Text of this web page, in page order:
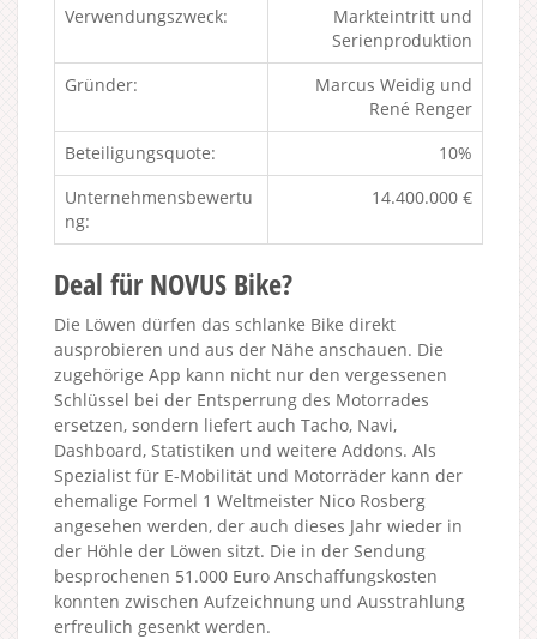
Verwendungszweck:
Markteintritt und
Serienproduktion
Gründer:
Marcus Weidig und
René Renger
Beteiligungsquote:
10%
Unternehmensbewertu
ng:
14.400.000 €
Deal für NOVUS Bike?
Die Löwen dürfen das schlanke Bike direkt
ausprobieren und aus der Nähe anschauen. Die
zugehörige App kann nicht nur den vergessenen
Schlüssel bei der Entsperrung des Motorrades
ersetzen, sondern liefert auch Tacho, Navi,
Dashboard, Statistiken und weitere Addons. Als
Spezialist für E-Mobilität und Motorräder kann der
ehemalige Formel 1 Weltmeister Nico Rosberg
angesehen werden, der auch dieses Jahr wieder in
der Höhle der Löwen sitzt. Die in der Sendung
besprochenen 51.000 Euro Anschaffungskosten
konnten zwischen Aufzeichnung und Ausstrahlung
erfreulich gesenkt werden.